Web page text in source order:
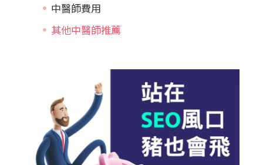
中醫師費用
其他中醫師推薦